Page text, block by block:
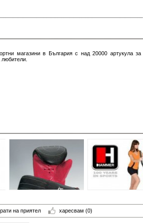
магазини в България с над 20000 артукула
на приятел харесвам (0)